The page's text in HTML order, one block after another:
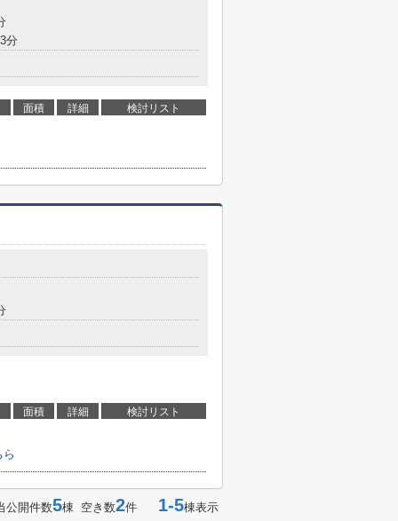
分
面積 詳細 検討リスト
面積 詳細 検討リスト
公開件数5棟 空き数2件 1-5棟表示